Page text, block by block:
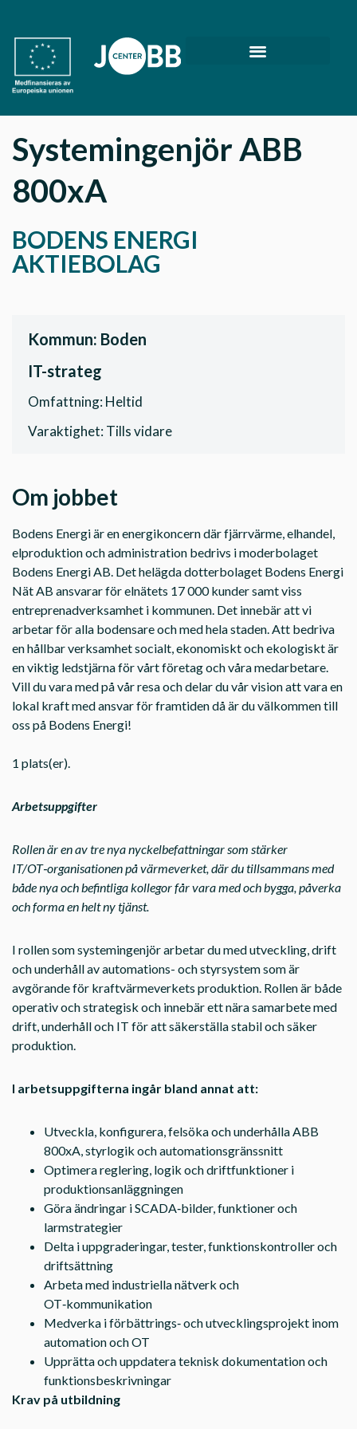
Systemingenjör ABB
800xA
BODENS ENERGI
AKTIEBOLAG
Kommun: Boden
IT-strateg
Omfattning: Heltid
Varaktighet: Tills vidare
Om jobbet
Bodens Energi är en energikoncern där fjärrvärme, elhandel,
elproduktion och administration bedrivs i moderbolaget
Bodens Energi AB. Det helägda dotterbolaget Bodens Energi
Nät AB ansvarar för elnätets 17 000 kunder samt viss
entreprenadverksamhet i kommunen. Det innebär att vi
arbetar för alla bodensare och med hela staden. Att bedriva
en hållbar verksamhet socialt, ekonomiskt och ekologiskt är
en viktig ledstjärna för vårt företag och våra medarbetare.
Vill du vara med på vår resa och delar du vår vision att vara en
lokal kraft med ansvar för framtiden då är du välkommen till
oss på Bodens Energi!
1 plats(er).
Arbetsuppgifter
Rollen är en av tre nya nyckelbefattningar som stärker
IT/OT‑organisationen på värmeverket, där du tillsammans med
både nya och befintliga kollegor får vara med och bygga, påverka
och forma en helt ny tjänst.
I rollen som systemingenjör arbetar du med utveckling, drift
och underhåll av automations- och styrsystem som är
avgörande för kraftvärmeverkets produktion. Rollen är både
operativ och strategisk och innebär ett nära samarbete med
drift, underhåll och IT för att säkerställa stabil och säker
produktion.
I arbetsuppgifterna ingår bland annat att:
Utveckla, konfigurera, felsöka och underhålla ABB
800xA, styrlogik och automationsgränssnitt
Optimera reglering, logik och driftfunktioner i
produktionsanläggningen
Göra ändringar i SCADA‑bilder, funktioner och
larmstrategier
Delta i uppgraderingar, tester, funktionskontroller och
driftsättning
Arbeta med industriella nätverk och
OT‑kommunikation
Medverka i förbättrings‑ och utvecklingsprojekt inom
automation och OT
Upprätta och uppdatera teknisk dokumentation och
funktionsbeskrivningar
Krav på utbildning